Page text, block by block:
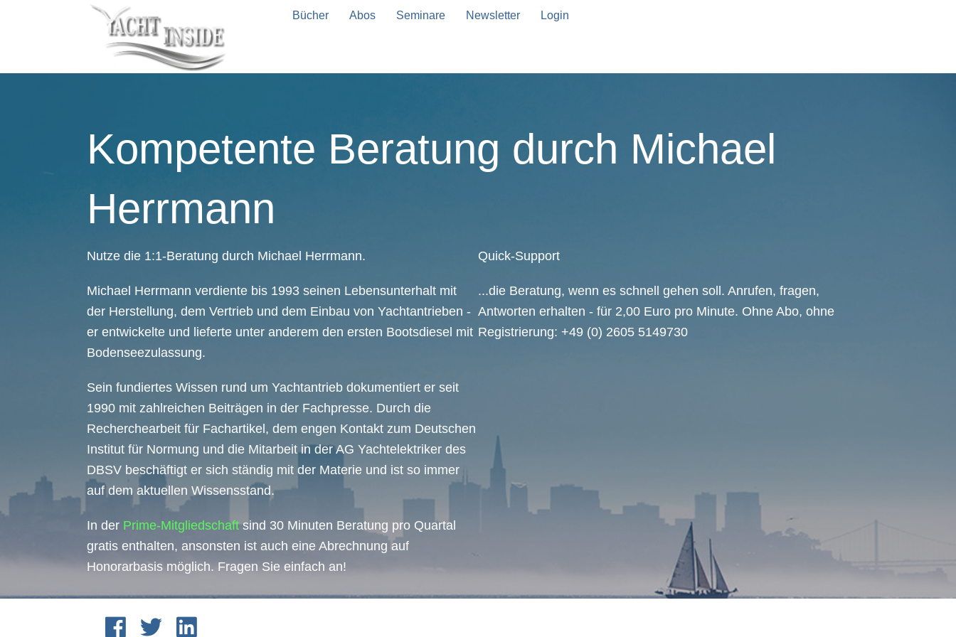
Bücher Abos Seminare Newsletter Login
Kompetente Beratung durch Michael
Herrmann
Nutze die 1:1-Beratung durch Michael Herrmann.
Michael Herrmann verdiente bis 1993 seinen Lebensunterhalt mit
der Herstellung, dem Vertrieb und dem Einbau von Yachtantrieben -
er entwickelte und lieferte unter anderem den ersten Bootsdiesel mit
Bodenseezulassung.
Sein fundiertes Wissen rund um Yachtantrieb dokumentiert er seit
1990 mit zahlreichen Beiträgen in der Fachpresse. Durch die
Recherchearbeit für Fachartikel, dem engen Kontakt zum Deutschen
Institut für Normung und die Mitarbeit in der AG Yachtelektriker des
DBSV beschäftigt er sich ständig mit der Materie und ist so immer
auf dem aktuellen Wissensstand.
In der Prime-Mitgliedschaft sind 30 Minuten Beratung pro Quartal
gratis enthalten, ansonsten ist auch eine Abrechnung auf
Honorarbasis möglich. Fragen Sie einfach an!
Quick-Support
...die Beratung, wenn es schnell gehen soll. Anrufen, fragen,
Antworten erhalten - für 2,00 Euro pro Minute. Ohne Abo, ohne
Registrierung: +49 (0) 2605 5149730